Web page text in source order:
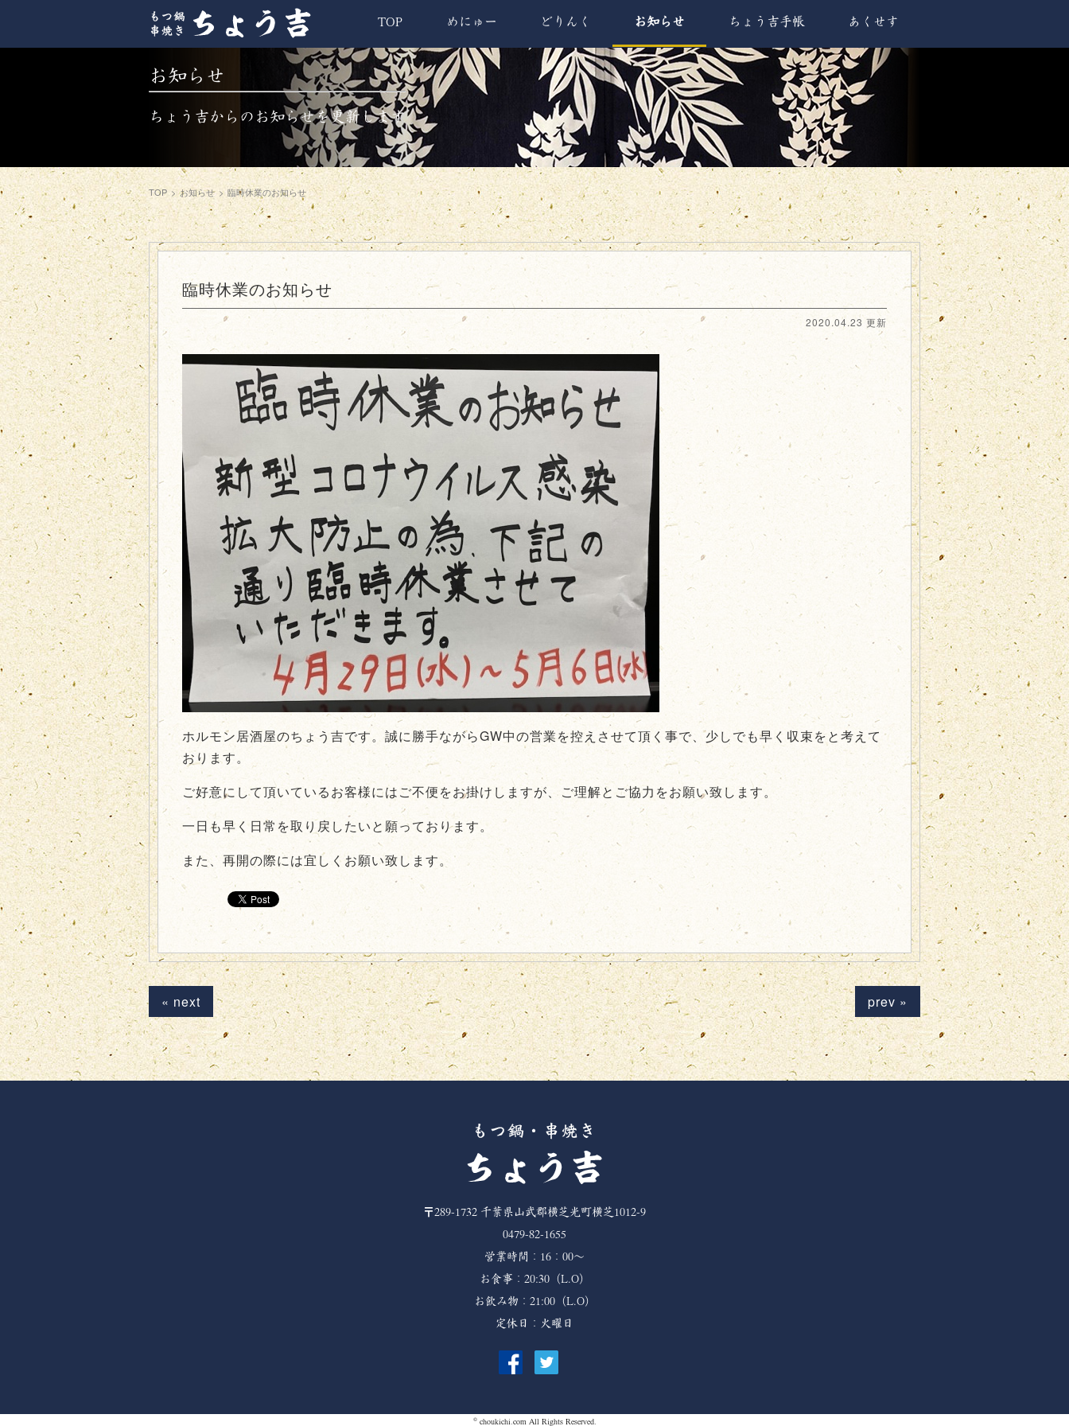
TOP めにゅー どりんく お知らせ ちょう吉手帳 あくせす
お知らせ
ちょう吉からのお知らせを更新します
TOP > お知らせ > 臨時休業のお知らせ
臨時休業のお知らせ
2020.04.23 更新
ホルモン居酒屋のちょう吉です。誠に勝手ながらGW中の営業を控えさせて頂く事で、少しでも早く収束をと考えて
おります。
ご好意にして頂いているお客様にはご不便をお掛けしますが、ご理解とご協力をお願い致します。
一日も早く日常を取り戻したいと願っております。
また、再開の際には宜しくお願い致します。
« next prev »
〒289-1732 千葉県山武郡横芝光町横芝1012-9
0479-82-1655
営業時間：16：00～
お食事：20:30（L.O）
お飲み物：21:00（L.O）
定休日：火曜日
© choukichi.comAll Rights Reserved.